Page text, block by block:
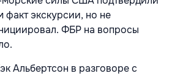
факт экскурсии, но не
ФБР на вопросы
Альбертсон в разговоре с